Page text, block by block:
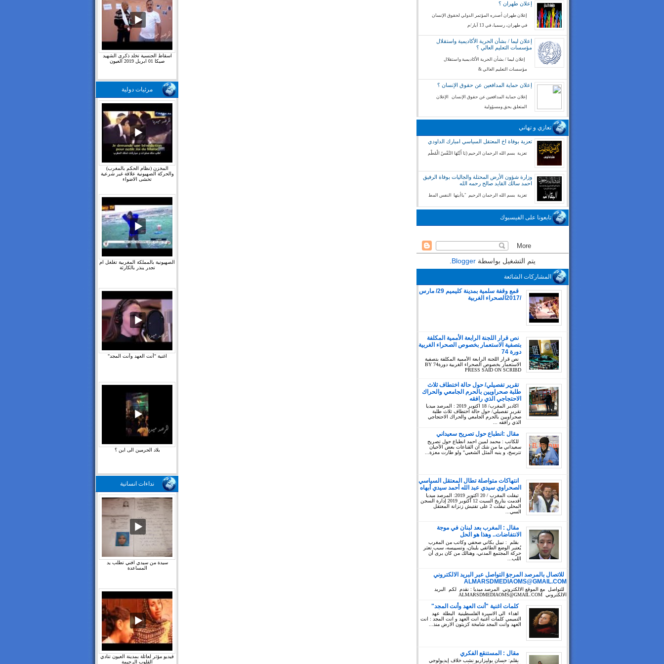
إعلان طهران ؟
إعلان طهران أصدره المؤتمر الدولي لحقوق الإنسان
في طهران، رسميا، في 13 آيار/م
إعلان ليما / بشأن الحرية الأكاديمية واستقلال
مؤسسات التعليم العالي ؟
إعلان ليما / بشأن الحرية الأكاديمية واستقلال
مؤسسات التعليم العالي &
إعلان حماية المدافعين عن حقوق الإنسان ؟
إعلان حماية المدافعين عن حقوق الإنسان الإعلان
المتعلق بحق ومسؤولية
تعازي و تهاني
تعزية بوفاة اخ المعتقل السياسي امبارك الداودي
تعزية بسم الله الرحمان الرحيم (يَا أَيَّتُهَا النَّفْسُ الْمُطْم
وزارة شؤون الأرض المحتلة والجاليات بوفاة الرفيق
احمد سالك القايد صالح رحمه الله
تعزية بسم الله الرحمان الرحيم "ياأيتها النفس المط
تابعونا على الفيسبوك
يتم التشغيل بواسطة Blogger
المشاركات الشائعة
قمع وقفة سلمية بمدينة كليميم 29/ مارس
/2017الصحراء الغربية
نص قرار اللجنة الرابعة الأممية المكلفة
بتصفية الاستعمار بخصوص الصحراء الغربية
دورة 74
نص قرار اللجنة الرابعة الأممية المكلفة بتصفية
الاستعمار بخصوص الصحراء الغربية دورة74 BY
PRESS SAID ON SCRIBD
تقرير تفصيلي/ حول حالة اختطاف ثلاث
طلبة صحراويين بالحرم الجامعي والحراك
الاحتجاجي الذي رافقه
اكادير المغرب/ 18 اكتوبر 2019 : المرصد ميديا
تقرير تفصيلي/ حول حالة اختطاف ثلاث طلبة
صحراويين بالحرم الجامعي والحراك الاحتجاجي
الذي رافقه ...
مقال :انطباع حول تصريح سعيداني
للكاتب : محمد لمين احمد انطباع حول تصريح
سعيداني ما من شك ان القناعات بعض الأحيان
تترسخ، و ينبه المثل الشعبي" ولو طارت معزة...
انتهاكات متواصلة تطال المعتقل السياسي
الصحراوي سيدي عبد الله أحمد سيدي أبهاه
تيفلت المغرب / 20 اكتوبر 2019: المرصد ميديا
أقدمت بتاريخ السبت 12 أكتوبر 2019 إدارة السجن
المحلي تيفلت 2 على تفتيش زنزانة المعتقل
السي...
مقال : المغرب بعد لبنان في موجة
الانتفاضات.. وهذا هو الحل
بقلم : نبيل بكاني صحفي وكاتب من المغرب
يُعتبر الوضع الطائفي بلبنان، وتسييسه، سبب تعثر
حركة المجتمع المدني، وهنالك من كان يرى أن
اللب...
للاتصال بالمرصد المرجؤ التواصل عبر البريد الالكتروني
ALMARSDMEDIAOMS@GMAIL.COM
للتواصل مع الموقع الالكتروني المرصد ميديا : نقدم لكم البريد
الالكتروني ALMARSDMEDIAOMS@GMAIL.COM
كلمات اغنية "أنت العهد وأنت المجد"
اهداء الى الاسيرة الفلسطينية البطلة عهد
التميمي كلمات أغنية انت العهد و انت المجد : انت
العهد وانت المجد شامخة كزيتون الارض منذ...
مقال : المستنقع الفكري
بقلم: حسان بوليزاريو نشب خلاف إيديولوجي
اسقاط الجنسية تخلد ذكرى الشهيد
صيكا 01 ابريل 2019 العيون
مرئيات دولية
المخزن (نظام الحكم بالمغرب)
والحركة الصهيونية علاقة غير شرعية
تخشى الاضواء
الصهيونية بالمملكة المغربية تغلغل ام
تجدر ينذر بالكارثة
اغنية "أنت العهد وأنت المجد"
بلاد الحرمين الى اين ؟
نداءات انسانية
سيدة من سيدي افني تطلب يد
المساعدة
فيديو مؤثر لعائلة بمدينة العيون تنادي
القلوب الرحيمة